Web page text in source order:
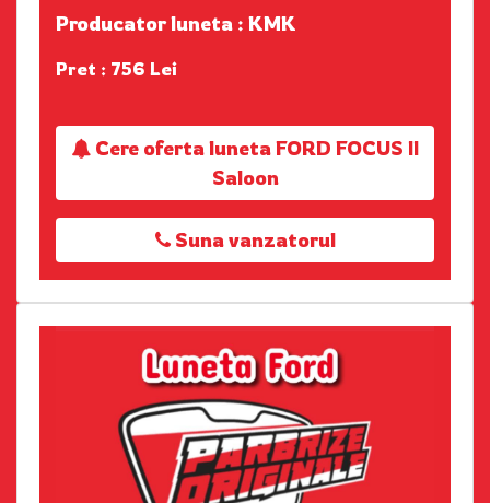
Producator luneta : KMK
Pret : 756 Lei
Cere oferta luneta FORD FOCUS II
Saloon
Suna vanzatorul